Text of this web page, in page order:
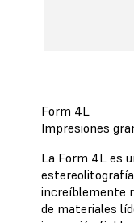
Form 4L
Impresiones
La Form 4L es
increíblemente
de materiales